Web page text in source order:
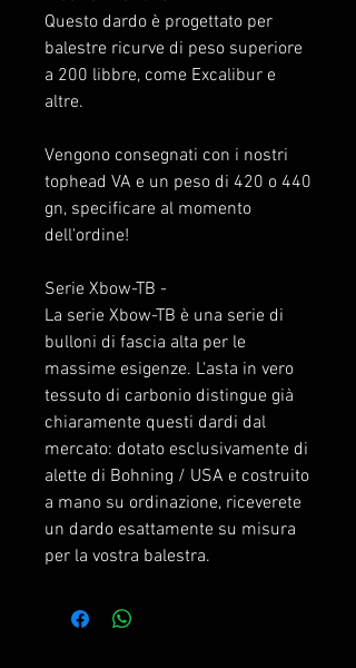
Questo dardo è progettato per
balestre ricurve di peso superiore
a 200 libbre, come Excalibur e
altre.
Vengono consegnati con i nostri
tophead VA e un peso di 420 o 440
gn, specificare al momento
dell'ordine!
Serie Xbow-TB -
La serie Xbow-TB è una serie di
bulloni di fascia alta per le
massime esigenze. L'asta in vero
tessuto di carbonio distingue già
chiaramente questi dardi dal
mercato: dotato esclusivamente di
alette di Bohning / USA e costruito
a mano su ordinazione, riceverete
un dardo esattamente su misura
per la vostra balestra.